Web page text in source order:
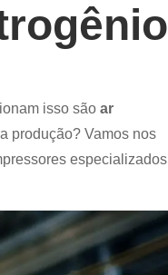
isso são ar
produção? Vamos nos
especializados